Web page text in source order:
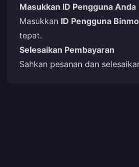
Masukkan ID Pengguna Anda
Masukkan ID Pengguna Binmo
tepat.
Selesaikan Pembayaran
Sahkan pesanan dan